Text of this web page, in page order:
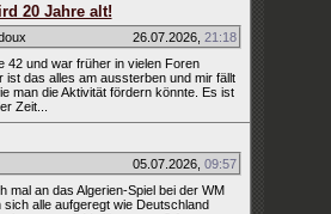
20 Jahre alt!
26.07.2026, 21:18
42 und war früher in vielen Foren
ist das alles am aussterben und mir fällt
man die Aktivität fördern könnte. Es ist
Zeit...
05.07.2026, 09:57
mal an das Algerien-Spiel bei der WM
sich alle aufgeregt wie Deutschland